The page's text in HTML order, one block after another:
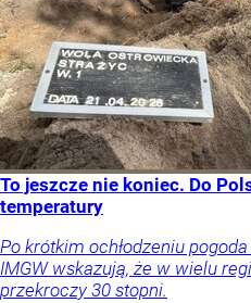
To jeszcze nie koniec. Do
temperatury
Po krótkim ochłodzeniu
IMGW wskazują, że w wielu
przekroczy 30 stopni.